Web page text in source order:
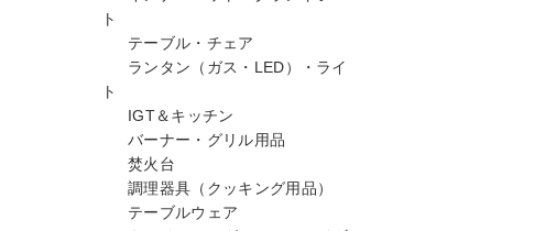
ト
テーブル・チェア
ランタン（ガス・LED）・ライ
ト
IGT＆キッチン
バーナー・グリル用品
焚火台
調理器具（クッキング用品）
テーブルウェア